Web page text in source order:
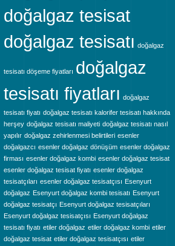
doğalgaz tesisat
doğalgaz tesisatı doğalgaz
tesisatı döşeme fiyatları doğalgaz
tesisatı fiyatları doğalgaz
tesisatı fiyatı doğalgaz tesisatı kalorifer tesisatı hakkında
herşey doğalgaz tesisatı maliyeti doğalgaz tesisatı nasıl
yapılır doğalgaz zehirlenmesi belirtileri esenler
doğalgazcı esenler doğalgaz dönüşüm esenler doğalgaz
firması esenler doğalgaz kombi esenler doğalgaz tesisat
esenler doğalgaz tesisat fiyatı esenler doğalgaz
tesisatçıları esenler doğalgaz tesisatçısı Esenyurt
doğalgaz Esenyurt doğalgaz kombi tesisatı Esenyurt
doğalgaz tesisatçı Esenyurt doğalgaz tesisatçıları
Esenyurt doğalgaz tesisatçısı Esenyurt doğalgaz
tesisatı fiyatı etiler doğalgaz etiler doğalgaz kombi etiler
doğalgaz tesisat etiler doğalgaz tesisatçısı etiler